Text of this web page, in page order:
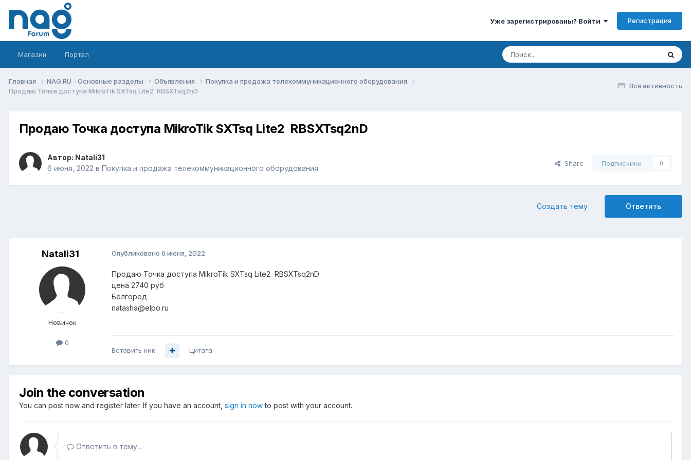
Уже зарегистрированы? Войти Регистрация
Магазин Портал
Вся активность
Главная NAG.RU - Основные разделы Объявления
Покупка и продажа телекоммуникационного оборудования
Продаю Точка доступа MikroTik SXTsq Lite2 RBSXTsq2nD
Продаю Точка доступа MikroTik SXTsq Lite2 RBSXTsq2nD
Автор: Natali31
6 июня, 2022 в Покупка и продажа телекоммуникационного оборудования
Share Подписчики 0
Ответить
Создать тему
Natali31
Новичок
0
Опубликовано 6 июня, 2022
Продаю Точка доступа MikroTik SXTsq Lite2 RBSXTsq2nD
цена 2740 руб
Белгород
natasha@elpo.ru
Вставить ник Цитата
Join the conversation
You can post now and register later. If you have an account, sign in nowto post with your account.
Ответить в тему...